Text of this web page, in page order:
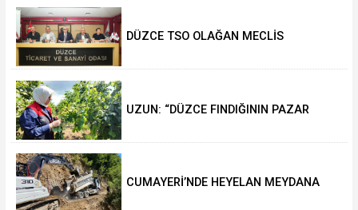
DÜZCE TSO OLAĞAN MECLİS
UZUN: “DÜZCE FINDIĞININ PAZAR
CUMAYERİ’NDE HEYELAN MEYDANA